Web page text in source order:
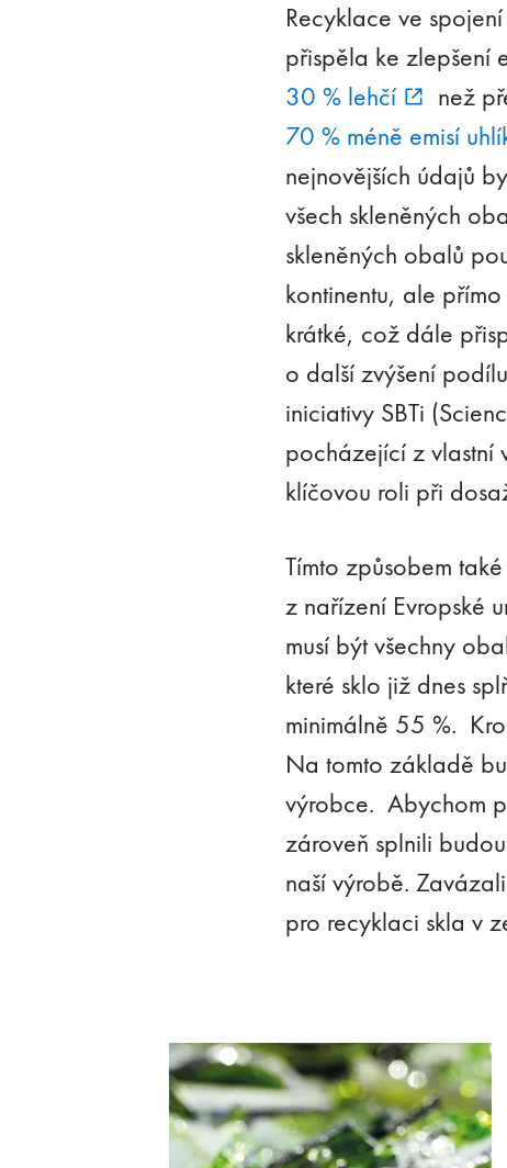
Recyklace ve
přispěla ke zlepšení
30 % lehčí
než
70 % méně emisí
nejnovějších údajů
všech skleněných
skleněných obalů
kontinentu, ale přímo
krátké, což dále
o další zvýšení
iniciativy SBTi
pocházející z
klíčovou roli při
Tímto způsobem
z nařízení Evropské
musí být všechny
které sklo již dnes
minimálně 55 %.
Na tomto základě
výrobce. Abychom
zároveň splnili
naší výrobě.
pro recyklaci skla v